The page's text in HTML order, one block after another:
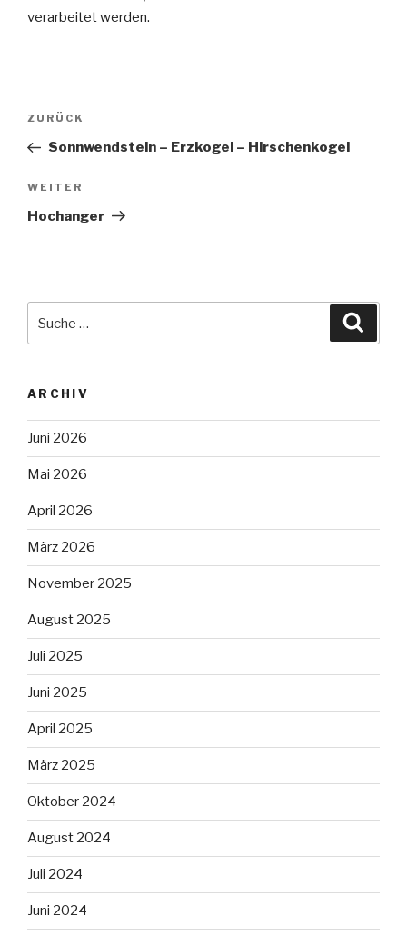
verarbeitet werden.
Beitragsnavigation
Vorheriger
Beitrag
ZURÜCK
Sonnwendstein – Erzkogel – Hirschenkogel
Nächster
Beitrag
WEITER
Hochanger
ARCHIV
Juni 2026
Mai 2026
April 2026
März 2026
November 2025
August 2025
Juli 2025
Juni 2025
April 2025
März 2025
Oktober 2024
August 2024
Juli 2024
Juni 2024